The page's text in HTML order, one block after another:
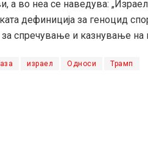
а во неа се наведува:
дефиниција за геноцид
за спречување и казнување на
израел Односи Трамп